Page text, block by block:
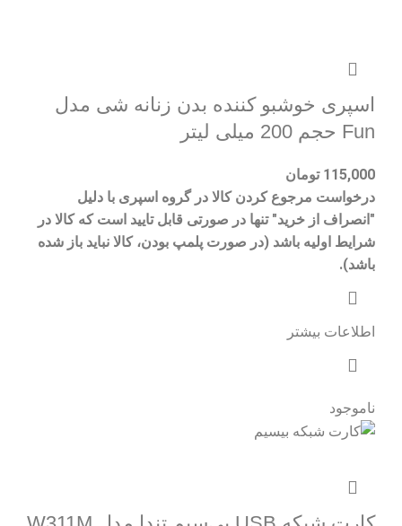
اسپری خوشبو کننده بدن زنانه شی مدل
Fun حجم 200 میلی لیتر
115,000 تومان
درخواست مرجوع کردن کالا در گروه اسپری با دلیل
"انصراف از خرید" تنها در صورتی قابل تایید است که کالا در
شرایط اولیه باشد (در صورت پلمپ بودن، کالا نباید باز شده
باشد).
اطلاعات بیشتر
ناموجود